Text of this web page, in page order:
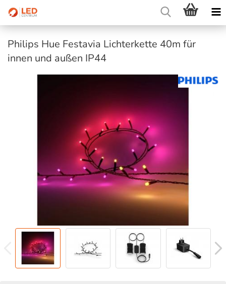
Philips Hue Festavia Lichterkette 40m für
innen und außen IP44